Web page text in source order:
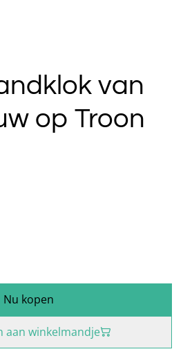
van
op Troon
Nu kopen
aan winkelmandje